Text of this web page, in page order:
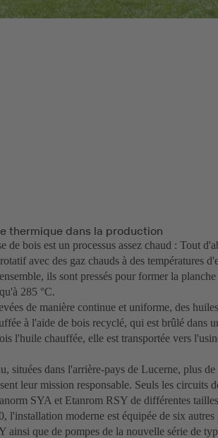
thermique dans la production
de bois est un processus assez chaud : Tout
avec des gaz chauds à des températures
ils sont pressés pour former la
285 °C.
de manière continue et uniforme, des
à l'aide de bois recyclé, qui est brûlé dans
l'huile chauffée, elle est transportée vers
situées dans l'arrière-pays de Lucerne, plus de
leur mission responsable. Seuls les circuits
SYA et Etanrom RSY de différentes
l'installation moderne est équipée de six autres
ainsi que de pompes de la nouvelle série de